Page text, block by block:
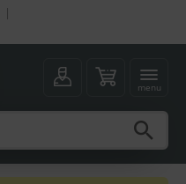
menu